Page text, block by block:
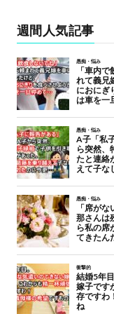
週間人気記事